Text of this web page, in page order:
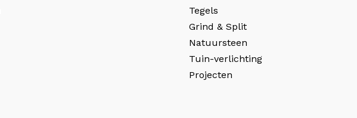
Tegels
Grind & Split
Natuursteen
Tuin-verlichting
Projecten